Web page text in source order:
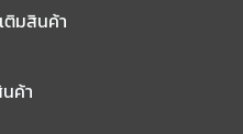
ติมสินค้า
ค้า